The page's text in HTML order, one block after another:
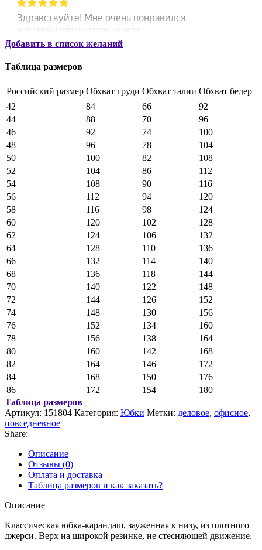
Добавить в список желаний
Таблица размеров
Российский размер Обхват груди Обхват талии Обхват бедер
42
84 66
92
44
88 70
96
46
92 74
100
48
96 78
104
50
100 82
108
52
104 86
112
54
108 90
116
56
112 94
120
58
116 98
124
60
120 102
128
62
124 106
132
64
128 110
136
66
132 114
140
68
136 118
144
70
140 122
148
72
144 126
152
74
148 130
156
76
152 134
160
78
156 138
164
80
160 142
168
82
164 146
172
84
168 150
176
86
172 154
180
Таблица размеров
Артикул: 151804 Категория: Юбки Метки: деловое, офисное,
повседневное
Share:
Описание
Отзывы (0)
Оплата и доставка
Таблица размеров и как заказать?
Описание
Классическая юбка-карандаш, зауженная к низу, из плотного
джерси. Верх на широкой резинке, не стесняющей движение.